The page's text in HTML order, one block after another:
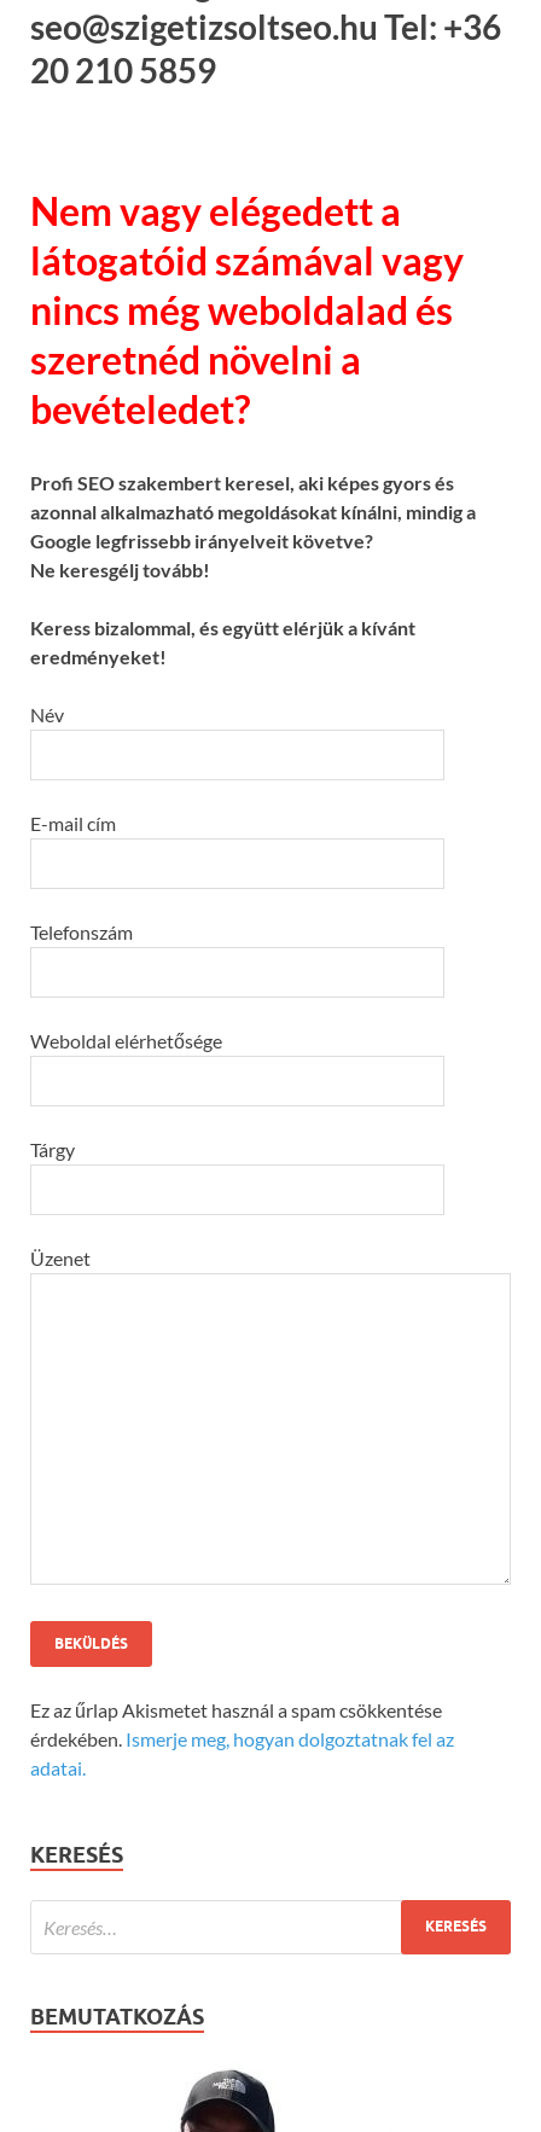
seo@szigetizsoltseo.hu Tel: +36
20 210 5859
Nem vagy elégedett a
látogatóid számával vagy
nincs még weboldalad és
szeretnéd növelni a
bevételedet?
Profi SEO szakembert keresel, aki képes gyors és
azonnal alkalmazható megoldásokat kínálni, mindig a
Google legfrissebb irányelveit követve?
Ne keresgélj tovább!
Keress bizalommal, és együtt elérjük a kívánt
eredményeket!
Név
E-mail cím
Telefonszám
Weboldal elérhetősége
Tárgy
Üzenet
Ez az űrlap Akismetet használ a spam csökkentése
érdekében. Ismerje meg, hogyan dolgoztatnak fel az
adatai.
KERESÉS
BEMUTATKOZÁS